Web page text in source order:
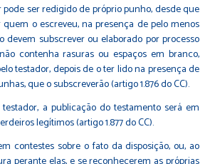
ser redigido de próprio punho, desde que
o escreveu, na presença de pelo menos
devem subscrever ou elaborado por processo
contenha rasuras ou espaços em branco,
testador, depois de o ter lido na presença de
que o subscreverão (artigo 1.876 do CC).
a publicação do testamento será em
legítimos (artigo 1.877 do CC).
contestes sobre o fato da disposição, ou, ao